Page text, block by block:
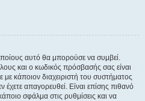
αυτό θα μπορούσε να συμβεί.
και ο κωδικός πρόσβασής σας είναι
κάποιον διαχειριστή του συστήματος
έχετε απαγορευθεί. Είναι επίσης πιθανό
σφάλμα στις ρυθμίσεις και να